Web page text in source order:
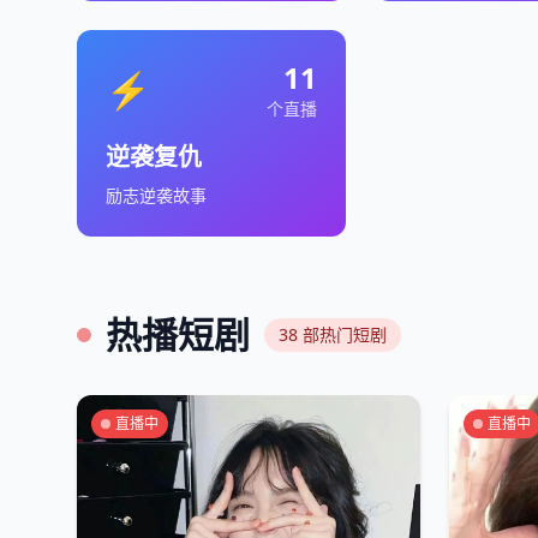
⚡ 11
个直播
逆袭复仇
励志逆袭故事
热播短剧 38 部热门短剧
直播中 直播中